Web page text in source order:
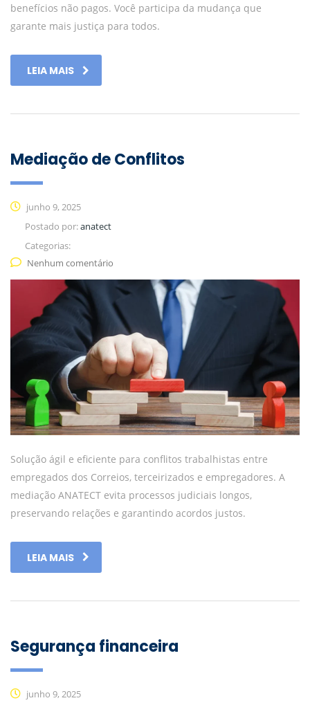
benefícios não pagos. Você participa da mudança que
garante mais justiça para todos.
LEIA MAIS
Mediação de Conflitos
junho 9, 2025
Postado por:anatect
Categorias:
Nenhum comentário
Solução ágil e eficiente para conflitos trabalhistas entre
empregados dos Correios, terceirizados e empregadores. A
mediação ANATECT evita processos judiciais longos,
preservando relações e garantindo acordos justos.
LEIA MAIS
Segurança financeira
junho 9, 2025